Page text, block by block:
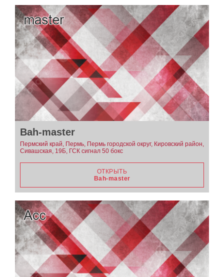
Bah-master
Пермский край, Пермь, Пермь городской округ, Кировский район,
Сивашская, 19Б, ГСК сигнал 50 бокс
ОТКРЫТЬ
Bah-master